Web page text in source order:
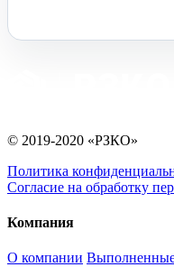
© 2019-2020 «РЗКО»
Политика
Согласие на обработку
Компания
О компании